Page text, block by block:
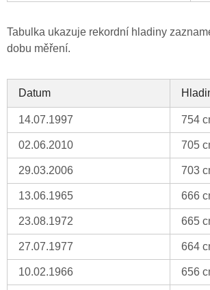
Tabulka ukazuje rekordní hladiny
dobu měření.
Datum
14.07.1997 754
02.06.2010 705
29.03.2006 703
13.06.1965 666
23.08.1972 665
27.07.1977 664
10.02.1966 656